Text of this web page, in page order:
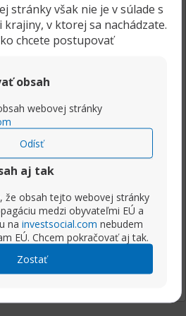
stránky však nie je v súlade s
v ktorej sa nachádzate.
chcete postupovať
obsah
webovej stránky
Odísť
aj tak
že obsah tejto webovej stránky
medzi obyvateľmi EÚ a
na investsocial.com nebudem
EÚ. Chcem pokračovať aj tak.
Zostať
do PAMM účtov?
ktorý si zriadi live obchodný
a má PAMM obchodníkov.
najprv preštudovať a
s potenciálnymi PAMM účty,
PAMM obchodníkov,
a históriou obchodovania.
do PAMM účtu, ktorý nemá
25%) alebo veľmi vysokou
nad 25%) obchodné agresiu.
povedané PAMM účet,
nachádza v priebežnom
25-30% z celkovej hodnoty
Rozbaliť príspevok